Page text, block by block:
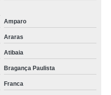
Amparo
Araras
Atibaia
Bragança Paulista
Franca